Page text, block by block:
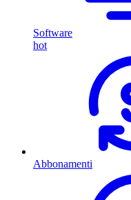
Software
hot
Abbonamenti